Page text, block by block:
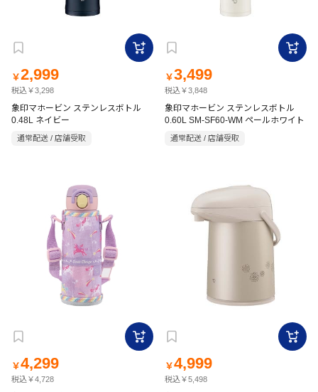
￥2,999
税込￥3,298
象印マホービン ステンレスボトル
0.48L ネイビー
通常配送 / 店舗受取
￥3,499
税込￥3,848
象印マホービン ステンレスボトル
0.60L SM-SF60-WM ペールホワイト
通常配送 / 店舗受取
￥4,299
税込￥4,728
￥4,999
税込￥5,498